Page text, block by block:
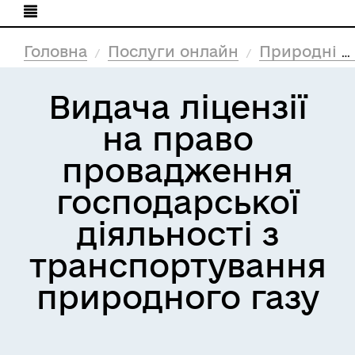
Головна Послуги онлайн Природні ресурси та екологія
Видача ліцензії
на право
провадження
господарської
діяльності з
транспортування
природного газу